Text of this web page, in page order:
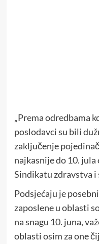
„Prema odredbama
poslodavci su bili
zaključenje
najkasnije do 10. jula
Sindikatu zdravstva i
Podsjećaju je
zaposlene u oblasti
na snagu 10. juna,
oblasti osim za one